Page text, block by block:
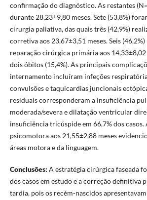
confirmação do diagnóstico. As restantes
durante 28,23±9,80 meses. Sete (53,8%)
cirurgia paliativa, das quais três (42,9%)
corretiva aos 23,67±3,51 meses. Seis
reparação cirúrgica primária aos
dois óbitos (15,4%). As principais
internamento incluíram infeções
convulsões e taquicardias juncionais
residuais corresponderam a insuficiência
moderada/severa e dilatação ventricular
insuficiência tricúspide em 66,7% dos casos.
psicomotora aos 21,55±2,88 meses
áreas motora e da linguagem.
Conclusões: A estratégia cirúrgica faseada
dos casos em estudo e a correção definitiva
tardia, pois os recém-nascidos